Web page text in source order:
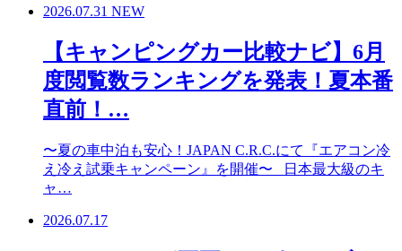
2026.07.31 NEW
【キャンピングカー比較ナビ】6月
度閲覧数ランキングを発表！夏本番
直前！…
〜夏の車中泊も安心！JAPAN C.R.C.にて『エアコン冷
え冷え試乗キャンペーン』を開催〜 日本最大級のキ
ャ…
2026.07.17